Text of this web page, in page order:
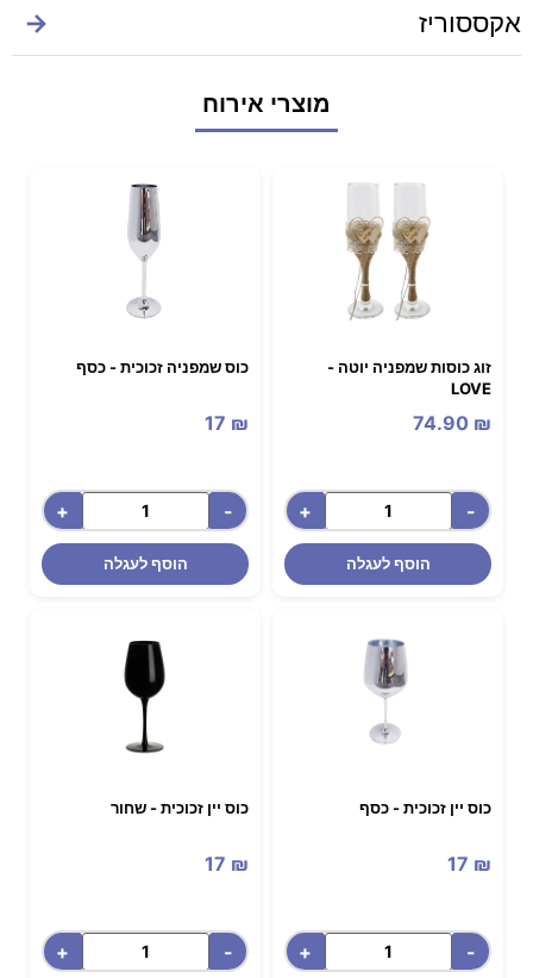
אקססוריז →
מוצרי אירוח
זוג כוסות שמפניה יוטה -
LOVE
74.90 ₪
-
+
הוסף לעגלה
כוס שמפניה זכוכית - כסף
17 ₪
-
+
הוסף לעגלה
כוס יין זכוכית - כסף
17 ₪
-
+
כוס יין זכוכית - שחור
17 ₪
-
+